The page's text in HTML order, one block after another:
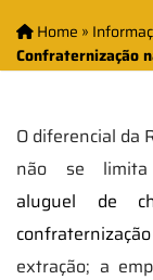
Home »
Confraternização
O diferencial da
não se
aluguel de
confraternização
extração; a